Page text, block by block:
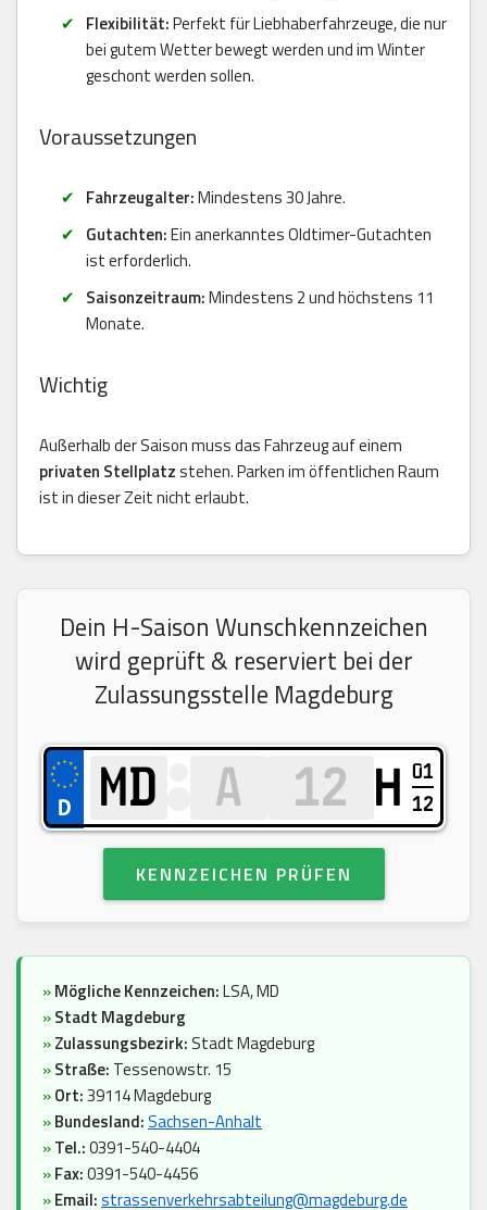
Flexibilität:Perfekt für Liebhaberfahrzeuge, die nur
bei gutem Wetter bewegt werden und im Winter
geschont werden sollen.
Voraussetzungen
Fahrzeugalter:Mindestens 30 Jahre.
Gutachten:Ein anerkanntes Oldtimer-Gutachten
ist erforderlich.
Saisonzeitraum:Mindestens 2 und höchstens 11
Monate.
Wichtig
Außerhalb der Saison muss das Fahrzeug auf einem
privaten Stellplatzstehen. Parken im öffentlichen Raum
ist in dieser Zeit nicht erlaubt.
Dein H-Saison Wunschkennzeichen
wird geprüft & reserviert bei der
Zulassungsstelle Magdeburg
H 01
12
KENNZEICHEN PRÜFEN
»Mögliche Kennzeichen:LSA, MD
»Stadt Magdeburg
»Zulassungsbezirk: Stadt Magdeburg
»Straße: Tessenowstr. 15
»Ort:39114 Magdeburg
»Bundesland:Sachsen-Anhalt
»Tel.:0391-540-4404
»Fax:0391-540-4456
»Email:strassenverkehrsabteilung@magdeburg.de